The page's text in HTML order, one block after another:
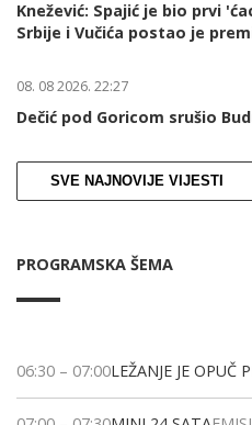
Knežević: Spajić je bio prvi
Srbije i Vučića postao je
08. 08 2026. 22:27
Dečić pod Goricom srušio
SVE NAJNOVIJE VIJESTI
PROGRAMSKA ŠEMA
06:30 – 07:00LEŽANJE JE OPUČ